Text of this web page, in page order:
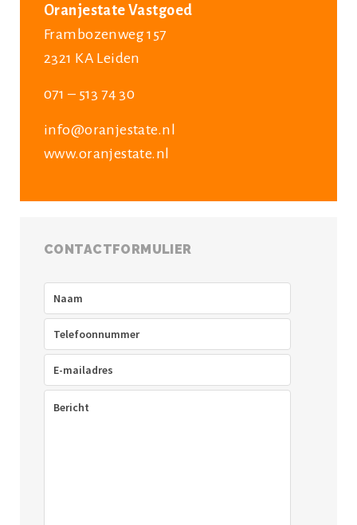
Oranjestate Vastgoed
Frambozenweg 157
2321 KA Leiden
071 – 513 74 30
info@oranjestate.nl
www.oranjestate.nl
CONTACTFORMULIER
Telefoon
mailadres(Vereist)